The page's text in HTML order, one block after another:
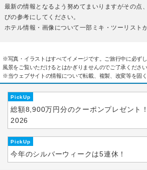
最新の情報となるよう努めてまいりますがその点
びの参考にしてください。
ホテル情報・画像について一部ミキ・ツーリスト
※写真・イラストはすべてイメージです。ご旅行中に必ず
風景をご覧いただけるとはかぎりませんのでご了承ください
※当ウェブサイトの情報について転載、複製、改変等を固く
PickUp
総額8,900万円分のクーポンプレゼント
2026
PickUp
今年のシルバーウィークは5連休！